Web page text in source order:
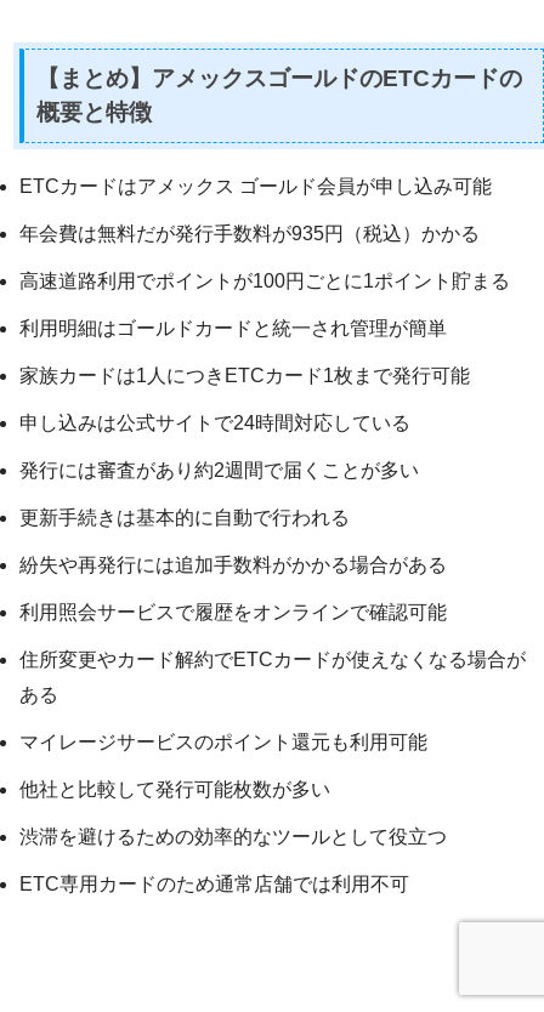
【まとめ】アメックスゴールドのETCカードの
概要と特徴
ETCカードはアメックス ゴールド会員が申し込み可能
年会費は無料だが発行手数料が935円（税込）かかる
高速道路利用でポイントが100円ごとに1ポイント貯まる
利用明細はゴールドカードと統一され管理が簡単
家族カードは1人につきETCカード1枚まで発行可能
申し込みは公式サイトで24時間対応している
発行には審査があり約2週間で届くことが多い
更新手続きは基本的に自動で行われる
紛失や再発行には追加手数料がかかる場合がある
利用照会サービスで履歴をオンラインで確認可能
住所変更やカード解約でETCカードが使えなくなる場合が
ある
マイレージサービスのポイント還元も利用可能
他社と比較して発行可能枚数が多い
渋滞を避けるための効率的なツールとして役立つ
ETC専用カードのため通常店舗では利用不可